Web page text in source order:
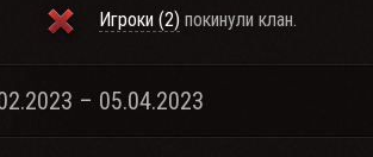
Игроки (2) покинули клан.
– 05.04.2023